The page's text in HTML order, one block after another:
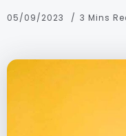
05/09/2023 3 Mins